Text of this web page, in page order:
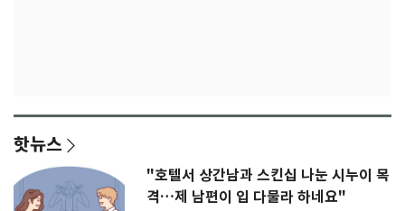
핫뉴스
"호텔서 상간남과 스킨십 나눈 시누이 목
격…제 남편이 입 다물라 하네요"